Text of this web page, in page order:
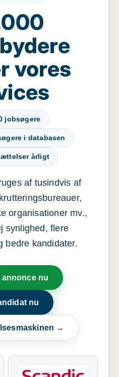
vores
jobsøgere
i databasen
årligt
af tusindvis af
organisationer mv.,
synlighed, flere
bedre kandidater.
nu
nu
→